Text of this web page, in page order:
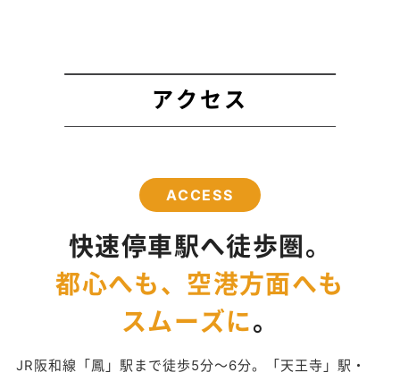
アクセス
ACCESS
快速停車駅へ徒歩圏。
都心へも、空港方面へも
スムーズに。
JR阪和線「鳳」駅まで徒歩5分〜6分。「天王寺」駅・